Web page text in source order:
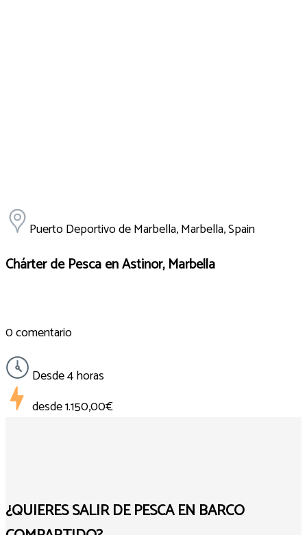
Puerto Deportivo de Marbella, Marbella, Spain
Chárter de Pesca en Astinor, Marbella
0 comentario
Desde 4 horas
desde1.150,00€
¿QUIERES SALIR DE PESCA EN BARCO